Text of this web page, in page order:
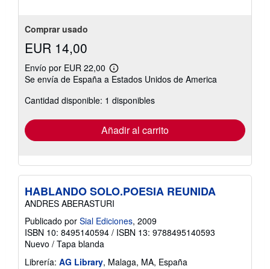
Comprar usado
EUR 14,00
Envío por EUR 22,00
Más
información
las
tarifas
envío
Se envía de España a Estados Unidos de America
Cantidad disponible: 1 disponibles
Añadir al carrito
HABLANDO SOLO.POESIA REUNIDA
ANDRES ABERASTURI
Publicado por Sial Ediciones, 2009
ISBN 10: 8495140594 / ISBN 13: 9788495140593
Nuevo / Tapa blanda
Librería: AG Library, Malaga, MA, España